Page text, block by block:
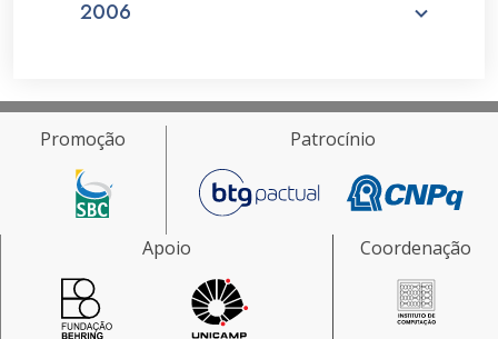
2006
Promoção Patrocínio
Apoio Coordenação